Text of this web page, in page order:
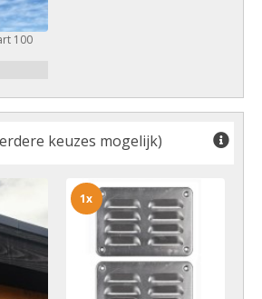
100
keuzes mogelijk)
1x